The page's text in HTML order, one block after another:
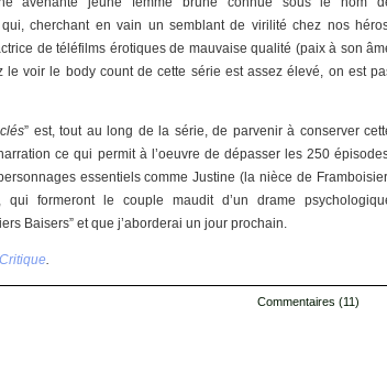
qui, cherchant en vain un semblant de virilité chez nos
de téléfilms érotiques de mauvaise qualité (paix à son
le voir le body count de cette série est assez élevé, on est
” est, tout au long de la série, de parvenir à conserver
ce qui permit à l’oeuvre de dépasser les 250
essentiels comme Justine (la nièce de
formeront le couple maudit d’un drame
Baisers” et que j’aborderai un jour prochain.
.
Commentaires (11)